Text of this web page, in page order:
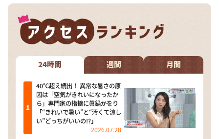
24時間 週間 月間
40℃超え続出！ 異常な暑さの原
因は「空気がきれいになったか
ら」専門家の指摘に眞鍋かをり
「“きれいで暑い”と“汚くて涼し
い”どっちがいいの!?」
2026.07.28